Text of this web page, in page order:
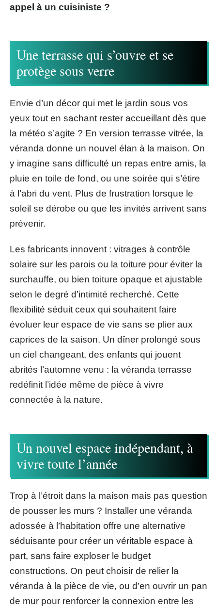
appel à un cuisiniste ?
Une terrasse qui s’ouvre et se
protège sous verre
Envie d’un décor qui met le jardin sous vos
yeux tout en sachant rester accueillant dès que
la météo s’agite ? En version terrasse vitrée, la
véranda donne un nouvel élan à la maison. On
y imagine sans difficulté un repas entre amis, la
pluie en toile de fond, ou une soirée qui s’étire
à l’abri du vent. Plus de frustration lorsque le
soleil se dérobe ou que les invités arrivent sans
prévenir.
Les fabricants innovent : vitrages à contrôle
solaire sur les parois ou la toiture pour éviter la
surchauffe, ou bien toiture opaque et ajustable
selon le degré d’intimité recherché. Cette
flexibilité séduit ceux qui souhaitent faire
évoluer leur espace de vie sans se plier aux
caprices de la saison. Un dîner prolongé sous
un ciel changeant, des enfants qui jouent
abrités l’automne venu : la véranda terrasse
redéfinit l’idée même de pièce à vivre
connectée à la nature.
Un nouvel espace indépendant, à
vivre toute l’année
Trop à l’étroit dans la maison mais pas question
de pousser les murs ? Installer une véranda
adossée à l’habitation offre une alternative
séduisante pour créer un véritable espace à
part, sans faire exploser le budget
constructions. On peut choisir de relier la
véranda à la pièce de vie, ou d’en ouvrir un pan
de mur pour renforcer la connexion entre les